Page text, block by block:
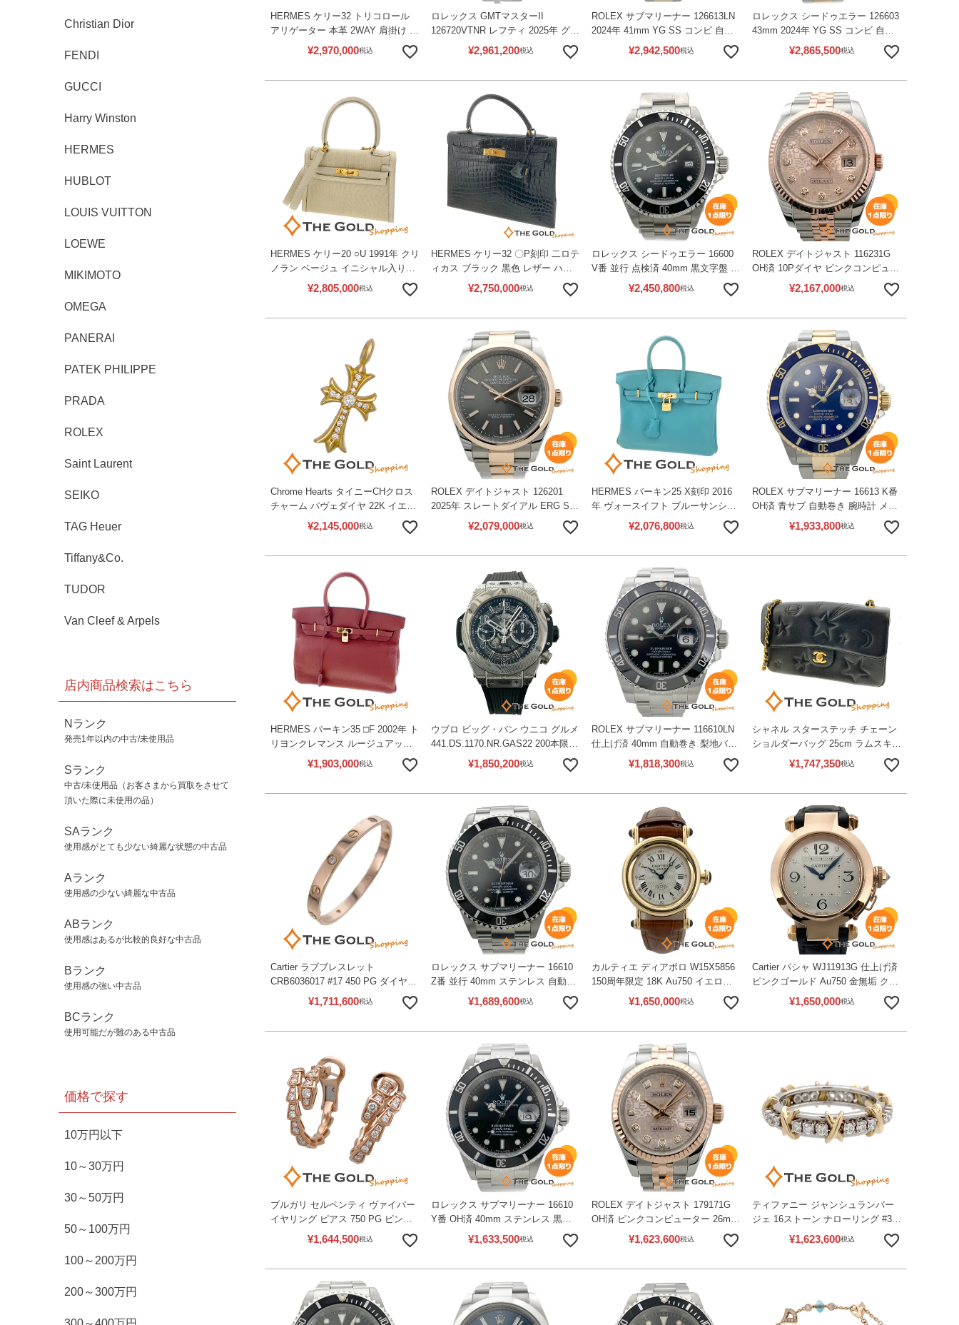
Christian Dior
FENDI
GUCCI
Harry Winston
HERMES
HUBLOT
LOUIS VUITTON
LOEWE
MIKIMOTO
OMEGA
PANERAI
PATEK PHILIPPE
PRADA
ROLEX
Saint Laurent
SEIKO
TAG Heuer
Tiffany&Co.
TUDOR
Van Cleef & Arpels
店内商品検索はこちら
Nランク
発売1年以内の中古/未使用品
Sランク
中古/未使用品（お客さまから買取をさせて
頂いた際に未使用の品）
SAランク
使用感がとても少ない綺麗な状態の中古品
Aランク
使用感の少ない綺麗な中古品
ABランク
使用感はあるが比較的良好な中古品
Bランク
使用感の強い中古品
BCランク
使用可能だが難のある中古品
価格で探す
10万円以下
10～30万円
30～50万円
50～100万円
100～200万円
200～300万円
HERMES ケリー32 トリコロール
アリゲーター 本革 2WAY 肩掛け ハ
ンドバッグ ショルダーバッグ エル
メス 【中古】
¥2,970,000税込
ロレックス GMTマスターII
126720VTNR レフティ 2025年 グリ
ーン ブラック 自動巻き 腕時計 メ
ンズウォッチ ROLEX 【中古】
¥2,961,200税込
ROLEX サブマリーナー 126613LN
2024年 41mm YG SS コンビ 自動
巻き 腕時計 メンズ ウォッチ ロレ
ックス 【中古】
¥2,942,500税込
ロレックス シードゥエラー 126603
43mm 2024年 YG SS コンビ 自動
巻き 腕時計 メンズ ウォッチ
ROLEX 【中古】
¥2,865,500税込
HERMES ケリー20 ○U 1991年 クリ
ノラン ベージュ イニシャル入り
2WAY トップハンドル ショルダー
バッグ レディース エルメス 【中
¥2,805,000税込
HERMES ケリー32 〇P刻印 二ロテ
ィカス ブラック 黒色 レザー ハン
ドバッグ ケリーバッグ エルメス
¥2,750,000税込
ロレックス シードゥエラー 16600
V番 並行 点検済 40mm 黒文字盤 自
動巻き ダイバーズ 腕時計 メンズ
ウォッチ ROLEX 【中古】
¥2,450,800税込
ROLEX デイトジャスト 116231G
OH済 10Pダイヤ ピンクコンピュー
ター文字盤 コンビ ランダム品番 自
動巻き 腕時計 メンズ ウォッチ ロ
¥2,167,000税込
Chrome Hearts タイニーCHクロス
チャーム パヴェダイヤ 22K イエロ
ーゴールド ダイヤモンド レディー
ス メンズ ジュエリー クロムハーツ
¥2,145,000税込
ROLEX デイトジャスト 126201
2025年 スレートダイアル ERG SS
コンビ 36mm 自動巻き 腕時計 メン
ズ ウォッチ ロレックス 【中古】
¥2,079,000税込
HERMES バーキン25 X刻印 2016
年 ヴォースイフト ブルーサンシー
ル ゴールド金具 ハンドバッグ レデ
ィース エルメス 【中古】
¥2,076,800税込
ROLEX サブマリーナー 16613 K番
OH済 青サブ 自動巻き 腕時計 メン
ズ ウォッチ ロレックス 【中古】
¥1,933,800税込
HERMES バーキン35 □F 2002年 ト
リヨンクレマンス ルージュアッシ
ュ ゴールド金具 ハンドバッグ レデ
ィース エルメス 【中古】
¥1,903,000税込
ウブロ ビッグ・バン ウニコ グルメ
441.DS.1170.NR.GAS22 200本限定
ダマスカス鋼 自動巻き 42mm 腕時
計 メンズウォッチ HUBLOT 【中
¥1,850,200税込
ROLEX サブマリーナー 116610LN
仕上げ済 40mm 自動巻き 梨地バッ
クル 腕時計 メンズ ウォッチ ロレ
ックス 【中古】
¥1,818,300税込
シャネル スターステッチ チェーン
ショルダーバッグ 25cm ラムスキン
レザー ブラック ゴールド金具 シン
グルフラップ シングルチェーン
¥1,747,350税込
Cartier ラブブレスレット
CRB6036017 #17 450 PG ダイヤモ
ンド ピンクゴールド レディース ジ
ュエリー 仕上げ済 カルティエ 【中
¥1,711,600税込
ロレックス サブマリーナー 16610
Z番 並行 40mm ステンレス 自動巻
き 腕時計 メンズ ウォッチ ROLEX
¥1,689,600税込
カルティエ ディアボロ W15X5856
150周年限定 18K Au750 イエロー
ゴールド 電池交換済 仕上げ済 クォ
ーツ 27mm 腕時計 男女兼用 Cartier
¥1,650,000税込
Cartier パシャ WJ11913G 仕上げ済
ピンクゴールド Au750 金無垢 クォ
ーツ 腕時計 レディース ウォッチ
カルティエ 【中古】
¥1,650,000税込
ブルガリ セルペンティ ヴァイパー
イヤリング ピアス 750 PG ピンク
ゴールド ダイヤモンド レディース
ジュエリー BVLGARI 【中古】
¥1,644,500税込
ロレックス サブマリーナー 16610
Y番 OH済 40mm ステンレス 黒文
字盤 自動巻き 腕時計 メンズ ウォ
ッチ ROLEX 【中古】
¥1,633,500税込
ROLEX デイトジャスト 179171G
OH済 ピンクコンピューター 26mm
コンビ SS ERG 自動巻き 腕時計 レ
ディース ウォッチ ロレックス 【中
¥1,623,600税込
ティファニー ジャンシュランバー
ジェ 16ストーン ナローリング #33
13号 Pt950 750 YG ダイヤモンド
レディース ジュエリー Tiffany&Co.
¥1,623,600税込